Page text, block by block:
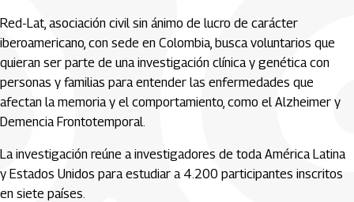
Red-Lat, asociación civil sin ánimo de lucro de carácter
iberoamericano, con sede en Colombia, busca voluntarios que
quieran ser parte de una investigación clínica y genética con
personas y familias para entender las enfermedades que
afectan la memoria y el comportamiento, como el Alzheimer y
Demencia Frontotemporal.
La investigación reúne a investigadores de toda América Latina
y Estados Unidos para estudiar a 4.200 participantes inscritos
en siete países.